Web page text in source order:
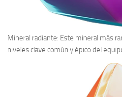
Mineral radiante: Este mineral más
niveles clave común y épico del